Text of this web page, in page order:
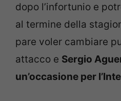
dopo l’infortunio e
al termine della
pare voler cambiare
attacco e Sergio
un’occasione per